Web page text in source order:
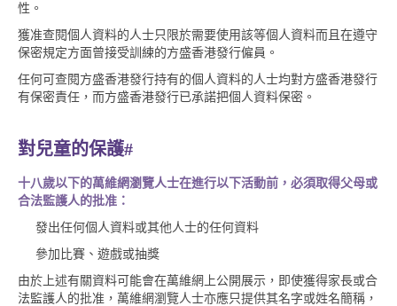
性。
獲准查閱個人資料的人士只限於需要使用該等個人資料而且在遵守
保密規定方面曾接受訓練的方盛香港發行僱員。
任何可查閱方盛香港發行持有的個人資料的人士均對方盛香港發行
有保密責任，而方盛香港發行已承諾把個人資料保密。
對兒童的保護#
十八歲以下的萬維網瀏覽人士在進行以下活動前，必須取得父母或
合法監護人的批准：
發出任何個人資料或其他人士的任何資料
參加比賽、遊戲或抽獎
由於上述有關資料可能會在萬維網上公開展示，即使獲得家長或合
法監護人的批准，萬維網瀏覽人士亦應只提供其名字或姓名簡稱，